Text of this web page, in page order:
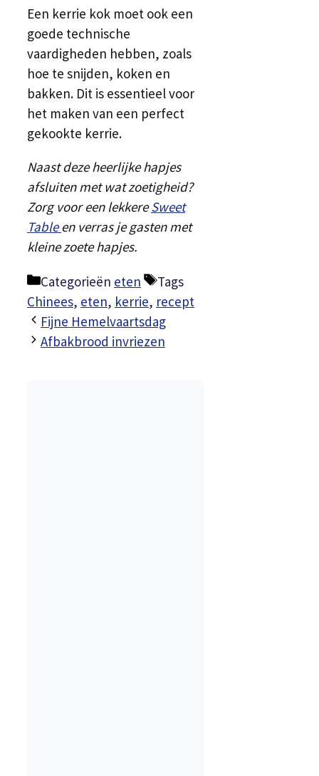
Een kerrie kok moet ook een
goede technische
vaardigheden hebben, zoals
hoe te snijden, koken en
bakken. Dit is essentieel voor
het maken van een perfect
gekookte kerrie.
Naast deze heerlijke hapjes
afsluiten met wat zoetigheid?
Zorg voor een lekkereSweet
Tableen verras je gasten met
kleine zoete hapjes.
Categorieën eten
Tags
Chinees, eten, kerrie, recept
Fijne Hemelvaartsdag
Afbakbrood invriezen